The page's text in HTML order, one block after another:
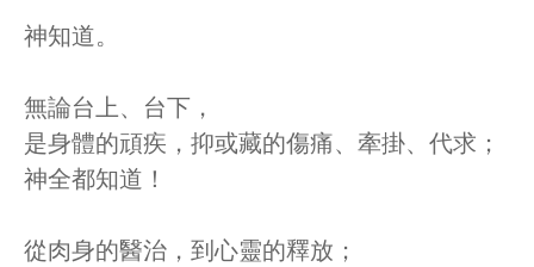
神知道。
無論台上、台下，
是身體的頑疾，抑或藏的傷痛、牽掛、代求；
神全都知道！
從肉身的醫治，到心靈的釋放；